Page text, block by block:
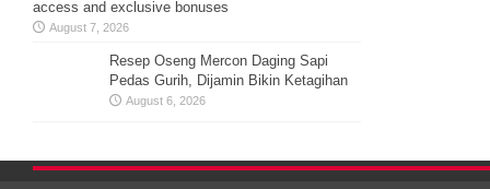
access and exclusive bonuses
August 7, 2026
Resep Oseng Mercon Daging Sapi
Pedas Gurih, Dijamin Bikin Ketagihan
August 6, 2026